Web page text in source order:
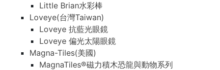
Little Brian水彩棒
Loveye(台灣Taiwan)
Loveye 抗藍光眼鏡
Loveye 偏光太陽眼鏡
Magna-Tiles(美國)
MagnaTiles®磁力積木恐龍與動物系列